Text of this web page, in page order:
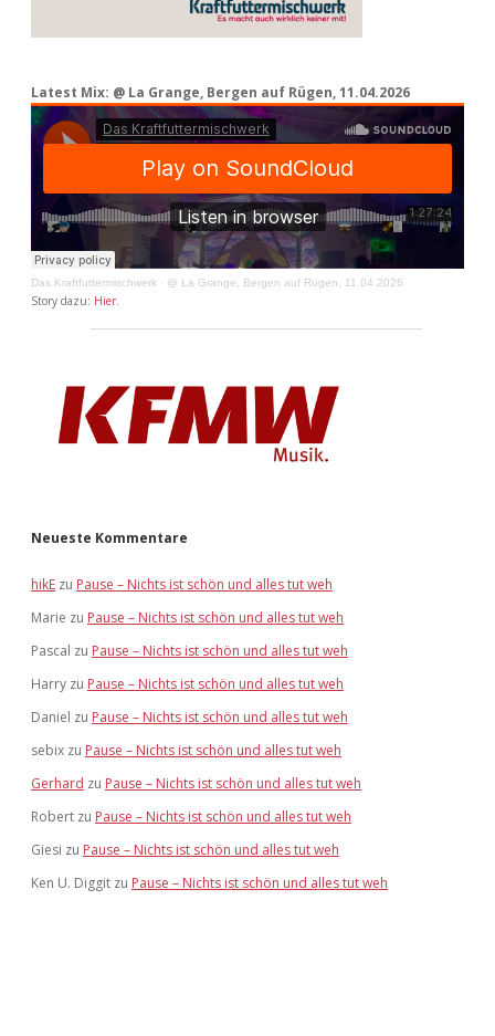
Latest Mix: @ La Grange, Bergen auf Rügen, 11.04.2026
Das Kraftfuttermischwerk · @ La Grange, Bergen auf Rügen, 11.04.2026
Story dazu: Hier
Neueste Kommentare
hikE zu Pause – Nichts ist schön und alles tut weh
Marie zu Pause – Nichts ist schön und alles tut weh
Pascal zu Pause – Nichts ist schön und alles tut weh
Harry zu Pause – Nichts ist schön und alles tut weh
Daniel zu Pause – Nichts ist schön und alles tut weh
sebix zu Pause – Nichts ist schön und alles tut weh
Gerhard zu Pause – Nichts ist schön und alles tut weh
Robert zu Pause – Nichts ist schön und alles tut weh
Giesi zu Pause – Nichts ist schön und alles tut weh
Ken U. Diggit zu Pause – Nichts ist schön und alles tut weh